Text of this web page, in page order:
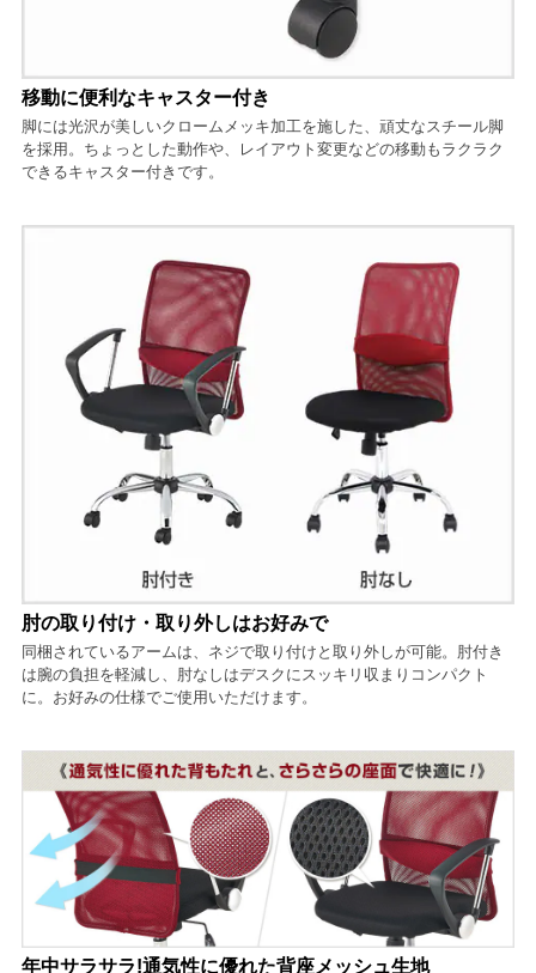
移動に便利なキャスター付き
脚には光沢が美しいクロームメッキ加工を施した、頑丈なスチール脚
を採用。ちょっとした動作や、レイアウト変更などの移動もラクラク
できるキャスター付きです。
肘の取り付け・取り外しはお好みで
同梱されているアームは、ネジで取り付けと取り外しが可能。肘付き
は腕の負担を軽減し、肘なしはデスクにスッキリ収まりコンパクト
に。お好みの仕様でご使用いただけます。
年中サラサラ!通気性に優れた背座メッシュ生地